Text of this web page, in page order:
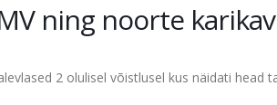
ning noorte
2 olulisel võistlusel kus näidati head